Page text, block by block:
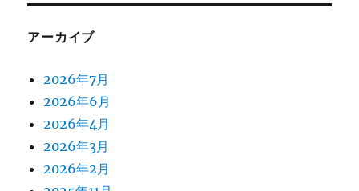
アーカイブ
2026年7月
2026年6月
2026年4月
2026年3月
2026年2月